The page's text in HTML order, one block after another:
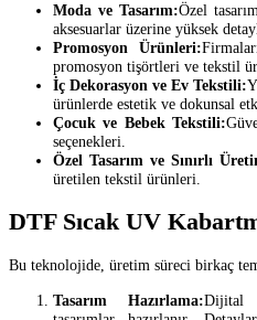
Moda ve Tasarım:Özel
aksesuarlar üzerine yüksek
Promosyon Ürünleri:
promosyon tişörtleri ve tekstil
İç Dekorasyon ve Ev Tekstili:
ürünlerde estetik ve dokunsal
Çocuk ve Bebek Tekstili:
seçenekleri.
Özel Tasarım ve Sınırlı
üretilen tekstil ürünleri.
DTF Sıcak UV
Bu teknolojide, üretim süreci birkaç
Tasarım Hazırlama:Dijital